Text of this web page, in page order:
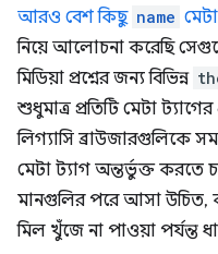
আরও বেশ কিছু name
নিয়ে আলোচনা করেছি
মিডিয়া প্রশ্নের জন্য বিভিন্ন
শুধুমাত্র প্রতিটি মেটা
লিগ্যাসি ব্রাউজারগুলিকে
মেটা ট্যাগ অন্তর্ভুক্ত করতে
মানগুলির পরে আসা উচিত,
মিল খুঁজে না পাওয়া পর্যন্ত